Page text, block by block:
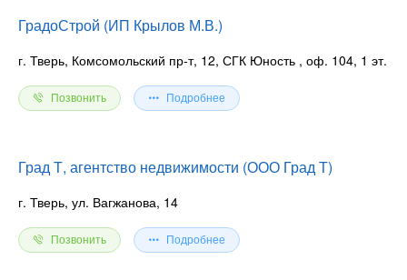
ГрадоСтрой (ИП Крылов М.В.)
г. Тверь, Комсомольский пр-т, 12, СГК Юность , оф. 104, 1 эт.
Позвонить Подробнее
Град Т, агентство недвижимости (ООО Град Т)
г. Тверь, ул. Вагжанова, 14
Позвонить Подробнее